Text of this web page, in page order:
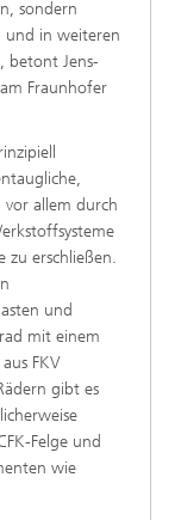
sondern
und in weiteren
betont Jens-
Fraunhofer
vor allem durch
zu erschließen.
und
mit einem
FKV
gibt es
Felge und
wie